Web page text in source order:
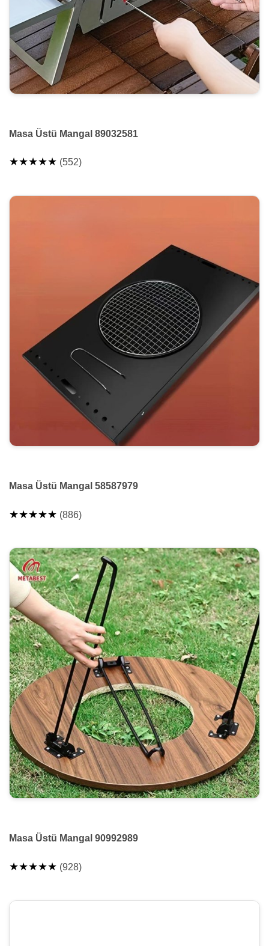
Masa Üstü Mangal 89032581
★★★★★ (552)
Masa Üstü Mangal 58587979
★★★★★ (886)
Masa Üstü Mangal 90992989
★★★★★ (928)